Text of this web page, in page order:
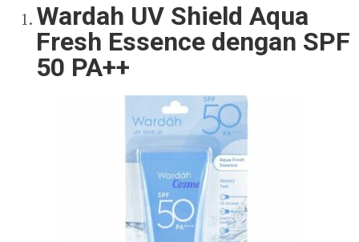
Wardah UV Shield Aqua
Fresh Essence dengan SPF
50 PA++